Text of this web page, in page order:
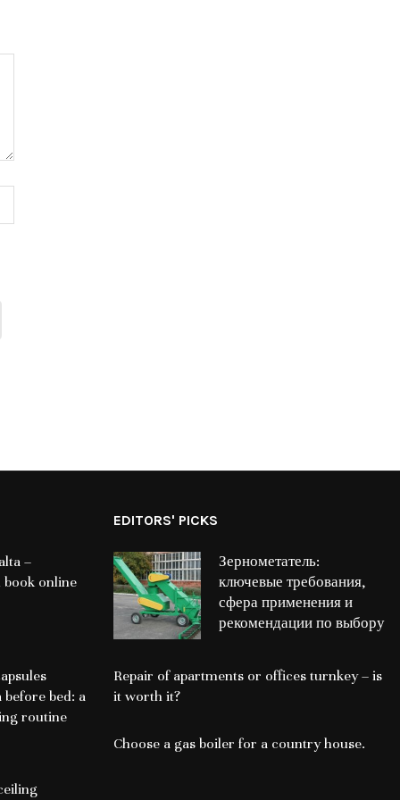
–
book online
before bed: a
routine
EDITORS' PICKS
Зернометатель:
ключевые требования,
сфера применения и
рекомендации по выбору
Repair of apartments or offices turnkey – is
it worth it?
Choose a gas boiler for a country house.